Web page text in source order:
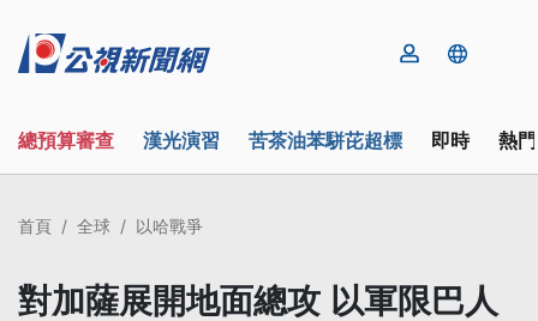
總預算審查 漢光演習 苦茶油苯駢芘超標 即時 熱
首頁 全球 以哈戰爭
對加薩展開地面總攻 以軍限巴人